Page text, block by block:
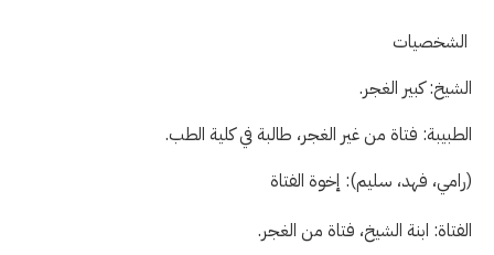
الشخصيات
الشيخ: كبير الغجر.
الطبيبة: فتاة من غير الغجر، طالبة في كلية الطب.
(رامي، فهد، سليم): إخوة الفتاة
الفتاة: ابنة الشيخ، فتاة من الغجر.